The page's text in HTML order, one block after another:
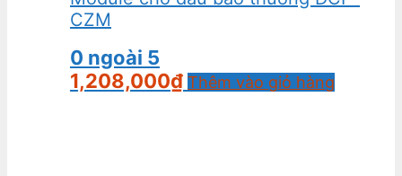
CZM
0 ngoài 5
1,208,000₫ Thêm vào giỏ hàng